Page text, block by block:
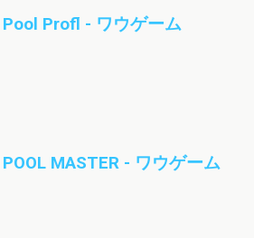
Pool Profl - ワウゲーム
POOL MASTER - ワウゲーム